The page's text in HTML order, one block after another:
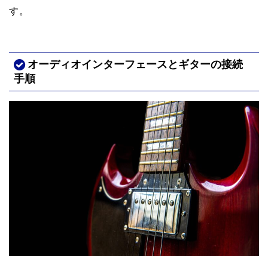
す。
オーディオインターフェースとギターの接続
手順